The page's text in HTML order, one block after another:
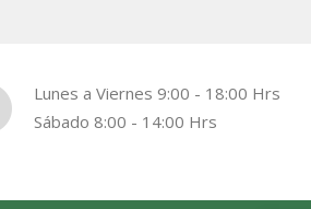
Lunes a Viernes 9:00 - 18:00 Hrs
Sábado 8:00 - 14:00 Hrs